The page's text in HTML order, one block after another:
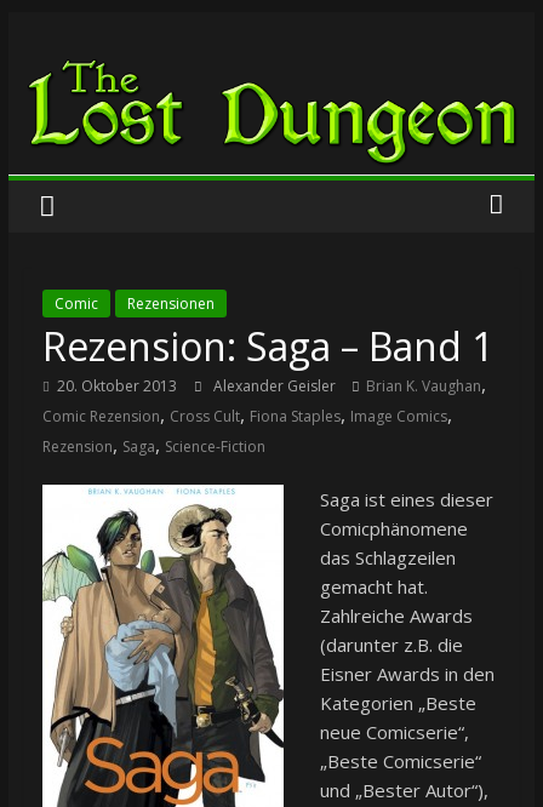
springen
The
Lost
Dungeon
Comic Rezensionen
Rezension: Saga – Band 1
20. Oktober 2013 Alexander Geisler Brian K. Vaughan,
Comic Rezension, Cross Cult, Fiona Staples, Image Comics,
Rezension, Saga, Science-Fiction
Saga ist eines dieser
Comicphänomene
das Schlagzeilen
gemacht hat.
Zahlreiche Awards
(darunter z.B. die
Eisner Awards in den
Kategorien „Beste
neue Comicserie“,
„Beste Comicserie“
und „Bester Autor“),